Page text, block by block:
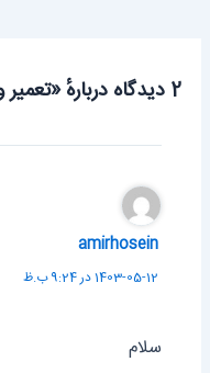
2 دیدگاه دربارهٔ «تعمیر و تعویض پدال آبسردکن یخچال»
amirhosein
1403-05-12 در 9:24 ب.ظ
سلام